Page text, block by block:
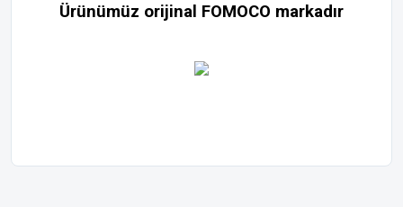
Ürünümüz orijinal FOMOCO markadır